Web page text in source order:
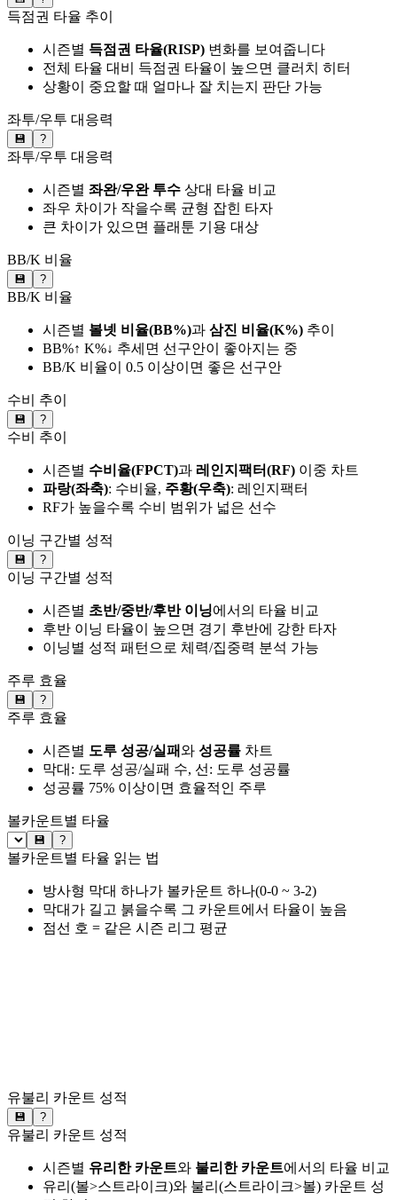
득점권 타율 추이
시즌별 득점권 타율(RISP) 변화를 보여줍니다
전체 타율 대비 득점권 타율이 높으면 클러치 히터
상황이 중요할 때 얼마나 잘 치는지 판단 가능
좌투/우투 대응력
💾 ?
좌투/우투 대응력
시즌별 좌완/우완 투수 상대 타율 비교
좌우 차이가 작을수록 균형 잡힌 타자
큰 차이가 있으면 플래툰 기용 대상
BB/K 비율
💾 ?
BB/K 비율
시즌별 볼넷 비율(BB%)과 삼진 비율(K%) 추이
BB%↑ K%↓ 추세면 선구안이 좋아지는 중
BB/K 비율이 0.5 이상이면 좋은 선구안
수비 추이
💾 ?
수비 추이
시즌별 수비율(FPCT)과 레인지팩터(RF) 이중 차트
파랑(좌축): 수비율, 주황(우축): 레인지팩터
RF가 높을수록 수비 범위가 넓은 선수
이닝 구간별 성적
💾 ?
이닝 구간별 성적
시즌별 초반/중반/후반 이닝에서의 타율 비교
후반 이닝 타율이 높으면 경기 후반에 강한 타자
이닝별 성적 패턴으로 체력/집중력 분석 가능
주루 효율
💾 ?
주루 효율
시즌별 도루 성공/실패와 성공률 차트
막대: 도루 성공/실패 수, 선: 도루 성공률
성공률 75% 이상이면 효율적인 주루
볼카운트별 타율
💾 ?
볼카운트별 타율 읽는 법
방사형 막대 하나가 볼카운트 하나(0-0 ~ 3-2)
막대가 길고 붉을수록 그 카운트에서 타율이 높음
점선 호 = 같은 시즌 리그 평균
유불리 카운트 성적
💾 ?
유불리 카운트 성적
시즌별 유리한 카운트와 불리한 카운트에서의 타율 비교
유리(볼>스트라이크)와 불리(스트라이크>볼) 카운트 성